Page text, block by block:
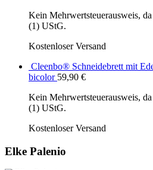
Kein Mehrwertsteuerausweis,
(1) UStG.
Kostenloser Versand
Cleenbo® Schneidebrett mit
bicolor 59,90 €
Kein Mehrwertsteuerausweis,
(1) UStG.
Kostenloser Versand
Elke Palenio